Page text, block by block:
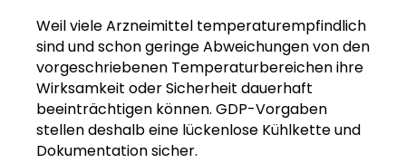
Weil viele Arzneimittel temperaturempfindlich
sind und schon geringe Abweichungen von den
vorgeschriebenen Temperaturbereichen ihre
Wirksamkeit oder Sicherheit dauerhaft
beeinträchtigen können. GDP-Vorgaben
stellen deshalb eine lückenlose Kühlkette und
Dokumentation sicher.